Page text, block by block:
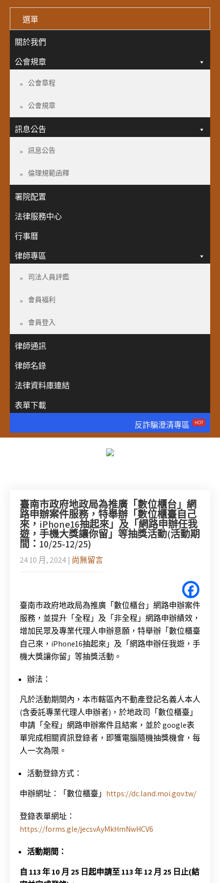
選單
關於我們
公會規章
公會章程
公會規章
訊息公告
訊息公告
倫理規範函釋
署院配置
法律服務中心
行事曆
律師專區
司法人員評鑑
會員福利
會員登入
律師通訊
律師名錄
法律資料庫連結
表單下載
反詐騙澄清專區
HOT
臺南市政府地政局為推廣「數位櫃台」網
路申辦案件服務，特舉辦「數位櫃臺自己
來，iPhone16抽起來」及「網路申辦任我
遊，手機大獎讓你留」等抽獎活動(活動期
間：10/25-12/25)
24 10 月, 2024 | 尚無留言
臺南市政府地政局為推廣「數位櫃台」網路申辦案件
服務，並提升「全程」及「非全程」網路申辦績效，
增加民眾及專業代理人申辦意願，特舉辦「數位櫃臺
自己來，iPhone16抽起來」及「網路申辦任我遊，手
機大獎讓你留」等抽獎活動。
辦法：
凡於活動期間內，本市轄區內不動產登記名義人本人
(含委託專業代理人申辦者)，於地政司「數位櫃臺」
申請「全程」網路申辦案件且結案，並於 google表
單完成相關資訊登錄者，即獲電腦隨機抽獎機會，每
人一次為限。
活動登錄方式：
申辦網址：「數位櫃臺」 https://dc.land.moi.gov.tw/
登錄表單網址：
https://forms.gle/jecsvAyMkHmNwHCV6
活動期間：
自 113 年 10 月 25 日起申請至 113 年 12 月 25 日止(結